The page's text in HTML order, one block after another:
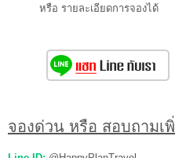
หรือ รายละเอียดการจองได้
จองด่วน หรือ สอบถามเ